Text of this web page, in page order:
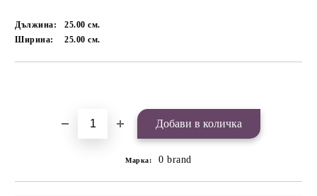
Дължина: 25.00см.
Ширина:
25.00см.
Марка: 0 brand